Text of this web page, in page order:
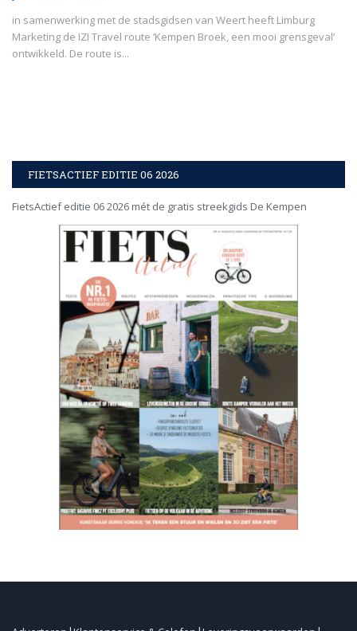
in samenwerking met de stadsgidsen van Weert heeft Limburg
Marketing de IZI Travel route ‘Kempen Broek, een mooi grensgeval’
ontwikkeld. De route is...
FIETSACTIEF EDITIE 06 2026
FietsActief editie 06 2026 mét de gratis streekgids De Kempen